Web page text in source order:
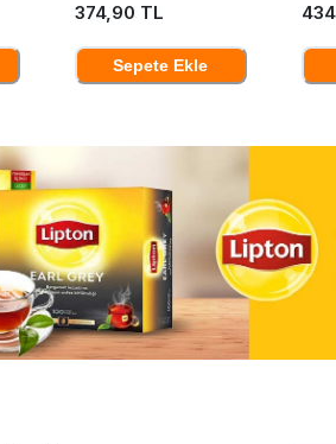
374,90 TL
Sepete Ekle